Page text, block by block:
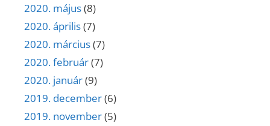
2020. május(8)
2020. április(7)
2020. március(7)
2020. február(7)
2020. január(9)
2019. december(6)
2019. november(5)